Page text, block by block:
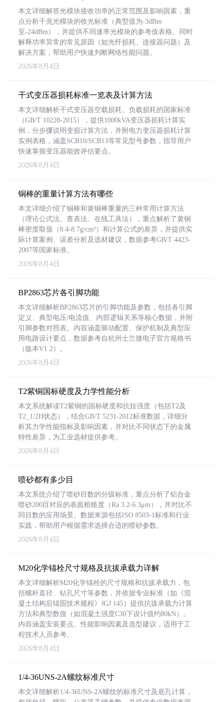
本文详细解答光模块接收功率的正常范围及影响因素，重
点分析千兆光模块的收光标准（典型值为-3dBm
至-24dBm），并提供不同速率光模块的参考值表格。同时
解释功率异常的常见原因（如光纤损耗、连接器问题）及
解决方案，帮助用户快速判断网络性能问题。
2026年8月4日
干式变压器损耗标准一览表及计算方法
本文详细解析干式变压器空载损耗、负载损耗的国家标准
（GB/T 10228-2015），提供1000kVA变压器损耗计算实
例，分步骤说明变损计算方法，并附电力变压器损耗计算
实例表格，涵盖SCB10/SCB13等常见型号参数，指导用户
快速掌握变压器能效评估要点。
2026年8月4日
铜棒的重量计算方法有哪些
本文详细介绍了铜棒和黄铜棒重量的三种常用计算方法
（理论公式法、查表法、在线工具法），重点解析了黄铜
棒密度取值（8.4-8.7g/cm³）和计算公式的差异，并提供实
际计算案例、误差分析及选材建议，数据参考GB/T 4423-
2007等国家标准。
2026年8月4日
BP2863芯片各引脚功能
本文详细解析BP2863芯片的引脚功能及参数，包括各引脚
定义、典型电压/电流值、内部逻辑关系等核心数据，并附
引脚参数对照表。内容涵盖驱动配置、保护机制及典型应
用电路设计要点，数据参考自杭州士兰微电子官方规格书
（版本V1.2）。
2026年8月4日
T2紫铜国标硬度及力学性能分析
本文系统解读T2紫铜的国标硬度和抗拉强度（包括T2及
T2_1/2H状态），结合GB/T 5231-2012标准数据，详细分
析其力学性能指标及影响因素，并对比不同状态下的金属
特性差异，为工业选材提供参考。
2026年8月4日
喷砂都有多少目
本文系统介绍了喷砂目数的分级标准，重点分析了铝合金
喷砂200目对应的表面粗糙度（Ra 3.2-6.3μm），并对比不
同目数的应用场景。数据来源包括ISO 8503-1标准和行业
实践，帮助用户根据需求选择合适的喷砂参数。
2026年8月4日
M20化学锚栓尺寸规格及抗拔承载力详解
本文详细解析M20化学锚栓的尺寸规格和抗拔承载力，包
括螺杆直径、钻孔尺寸等参数，并依据专业标准（如《混
凝土结构后锚固技术规程》JGJ 145）提供抗拔承载力计算
方法和典型数值（如混凝土强度C30下设计值约80kN）。
内容涵盖安装要点、性能影响因素及选型建议，适用于工
程技术人员参考。
2026年8月4日
1/4-36UNS-2A螺纹标准尺寸
本文详细解析1/4-36UNS-2A螺纹的标准尺寸及底孔计算，